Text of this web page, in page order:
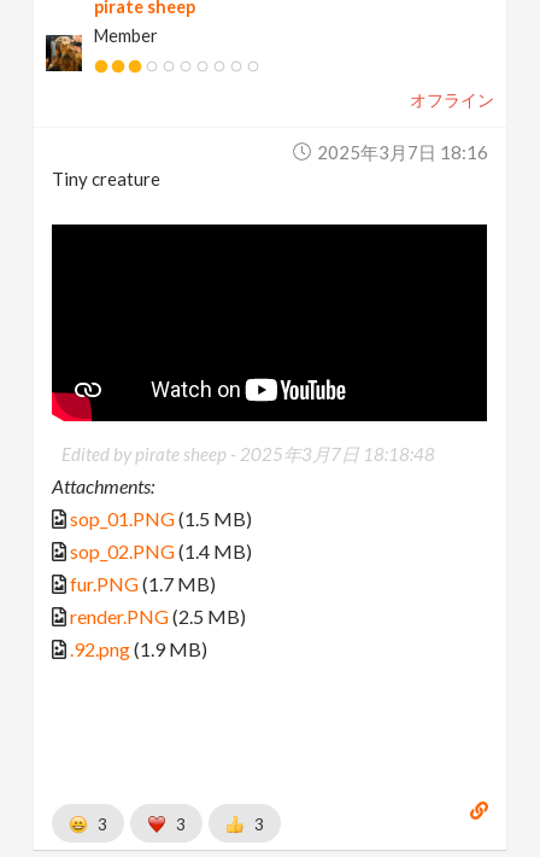
pirate sheep
Member
オフライン
2025年3月7日 18:16
Tiny creature
Edited by pirate sheep - 2025年3月7日 18:18:48
Attachments:
sop_01.PNG(1.5 MB)
sop_02.PNG(1.4 MB)
fur.PNG(1.7 MB)
render.PNG(2.5 MB)
.92.png(1.9 MB)
3 3 3